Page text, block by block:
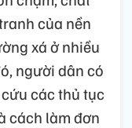
của nền
xá ở nhiều
người dân có
các thủ tục
cách làm đơn